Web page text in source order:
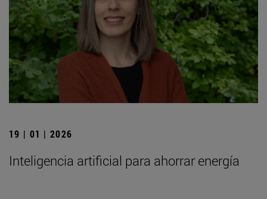
19 | 01 | 2026
Inteligencia artificial para ahorrar energía